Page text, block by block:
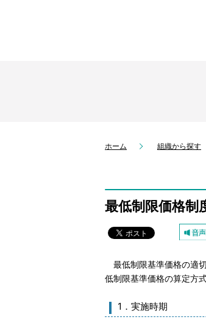
ホーム 組織から探す
最低制限価格制
最低制限基準価格の適
低制限基準価格の算定方
1．実施時期